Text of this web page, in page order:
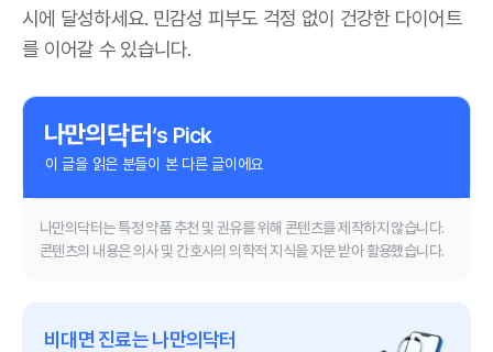
시에 달성하세요. 민감성 피부도 걱정 없이 건강한 다이어트
를 이어갈 수 있습니다.
‘s Pick
이 글을 읽은 분들이 본 다른 글이에요
나만의닥터는 특정 약품 추천 및 권유를 위해 콘텐츠를 제작하지 않습니다.
콘텐츠의 내용은 의사 및 간호사의 의학적 지식을 자문 받아 활용했습니다.
비대면 진료는 나만의닥터